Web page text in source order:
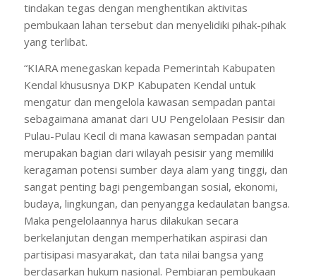
tindakan tegas dengan menghentikan aktivitas
pembukaan lahan tersebut dan menyelidiki pihak-pihak
yang terlibat.
“KIARA menegaskan kepada Pemerintah Kabupaten
Kendal khususnya DKP Kabupaten Kendal untuk
mengatur dan mengelola kawasan sempadan pantai
sebagaimana amanat dari UU Pengelolaan Pesisir dan
Pulau-Pulau Kecil di mana kawasan sempadan pantai
merupakan bagian dari wilayah pesisir yang memiliki
keragaman potensi sumber daya alam yang tinggi, dan
sangat penting bagi pengembangan sosial, ekonomi,
budaya, lingkungan, dan penyangga kedaulatan bangsa.
Maka pengelolaannya harus dilakukan secara
berkelanjutan dengan memperhatikan aspirasi dan
partisipasi masyarakat, dan tata nilai bangsa yang
berdasarkan hukum nasional. Pembiaran pembukaan